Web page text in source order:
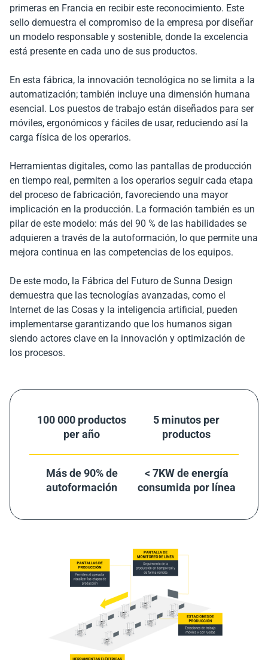
primeras en Francia en recibir este reconocimiento. Este
sello demuestra el compromiso de la empresa por diseñar
un modelo responsable y sostenible, donde la excelencia
está presente en cada uno de sus productos.
En esta fábrica, la innovación tecnológica no se limita a la
automatización; también incluye una dimensión humana
esencial. Los puestos de trabajo están diseñados para ser
móviles, ergonómicos y fáciles de usar, reduciendo así la
carga física de los operarios.
Herramientas digitales, como las pantallas de producción
en tiempo real, permiten a los operarios seguir cada etapa
del proceso de fabricación, favoreciendo una mayor
implicación en la producción. La formación también es un
pilar de este modelo: más del 90 % de las habilidades se
adquieren a través de la autoformación, lo que permite una
mejora continua en las competencias de los equipos.
De este modo, la Fábrica del Futuro de Sunna Design
demuestra que las tecnologías avanzadas, como el
Internet de las Cosas y la inteligencia artificial, pueden
implementarse garantizando que los humanos sigan
siendo actores clave en la innovación y optimización de
los procesos.
100 000 productos
per año
5 minutos per
productos
Más de 90% de
autoformación
< 7KW de energía
consumida por línea